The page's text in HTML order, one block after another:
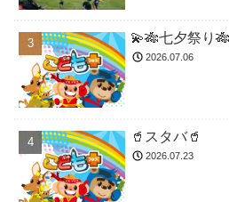
💫🎋七夕祭り
2026.07.06
🥤スタバ🥤
2026.07.23